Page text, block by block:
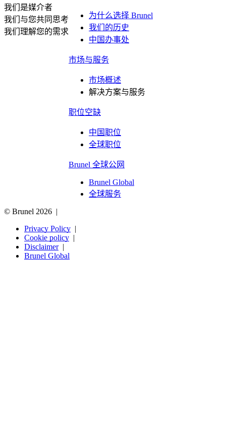
我们是媒介者
我们与您共同思考
我们理解您的需求
为什么选择 Brunel
我们的历史
中国办事处
市场与服务
市场概述
解决方案与服务
职位空缺
中国职位
全球职位
Brunel 全球公网
Brunel Global
全球服务
© Brunel 2026
Privacy Policy
Cookie policy
Disclaimer
Brunel Global